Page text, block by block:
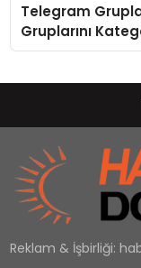
Telegram
Gruplarını
Reklam & İşbirliği: